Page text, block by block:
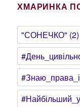
ХМАРИНКА
"СОНЕЧКО" (2)